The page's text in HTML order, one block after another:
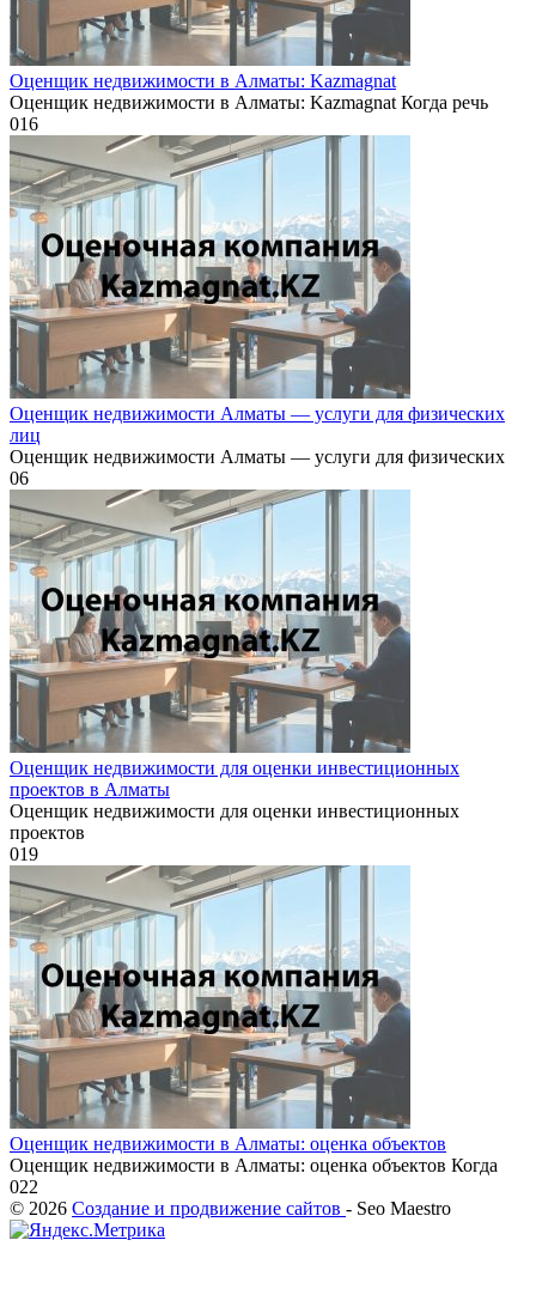
Оценщик недвижимости в Алматы: Kazmagnat
Оценщик недвижимости в Алматы: Kazmagnat Когда речь
016
Оценщик недвижимости Алматы — услуги для физических
лиц
Оценщик недвижимости Алматы — услуги для физических
06
Оценщик недвижимости для оценки инвестиционных
проектов в Алматы
Оценщик недвижимости для оценки инвестиционных
проектов
019
Оценщик недвижимости в Алматы: оценка объектов
Оценщик недвижимости в Алматы: оценка объектов Когда
022
© 2026 Создание и продвижение сайтов - Seo Maestro